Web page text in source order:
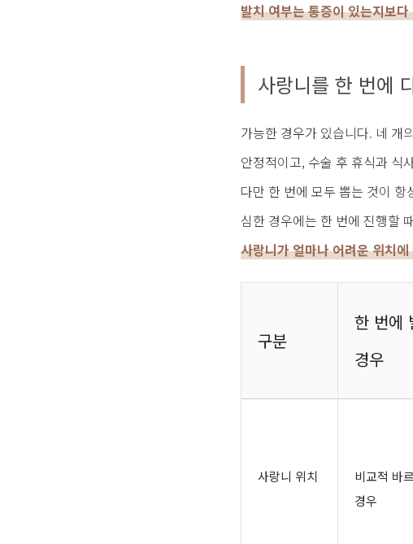
발치 여부는 통증이 있는지보
사랑니를 한 번에
가능한 경우가 있습니다. 네 개
안정적이고, 수술 후 휴식과 식
다만 한 번에 모두 뽑는 것이
심한 경우에는 한 번에 진행할
사랑니가 얼마나 어려운 위치
구분
한 번에
경우
사랑니 위치
비교적 바
경우